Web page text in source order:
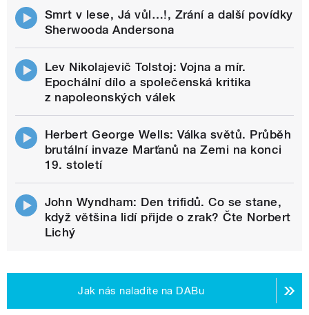
Smrt v lese, Já vůl…!, Zrání a další povídky
Sherwooda Andersona
Lev Nikolajevič Tolstoj: Vojna a mír.
Epochální dílo a společenská kritika
z napoleonských válek
Herbert George Wells: Válka světů. Průběh
brutální invaze Marťanů na Zemi na konci
19. století
John Wyndham: Den trifidů. Co se stane,
když většina lidí přijde o zrak? Čte Norbert
Lichý
Jak nás naladíte na DABu